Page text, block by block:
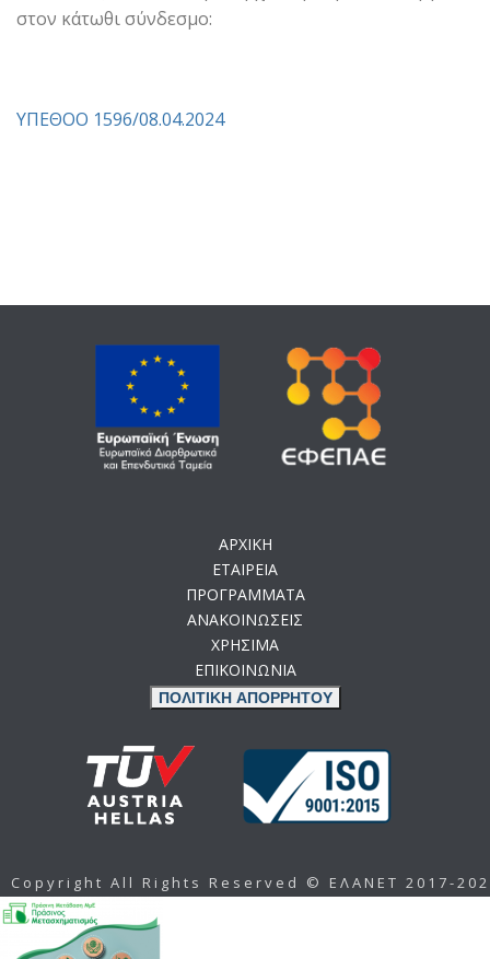
στον κάτωθι σύνδεσμο:
ΥΠΕΘΟΟ 1596/08.04.2024
ΑΡΧΙΚΗ
ΕΤΑΙΡΕΙΑ
ΠΡΟΓΡΑΜΜΑΤΑ
ΑΝΑΚΟΙΝΩΣΕΙΣ
ΧΡΗΣΙΜΑ
ΕΠΙΚΟΙΝΩΝΙΑ
ΠΟΛΙΤΙΚΗ ΑΠΟΡΡΗΤΟΥ
Copyright All Rights Reserved © ΕΛΑΝΕΤ 2017-